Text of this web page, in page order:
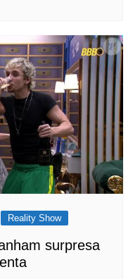
Reality Show
surpresa